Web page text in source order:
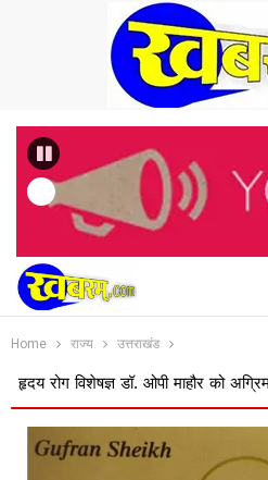
Previous
Home राज्य उत्तराखंड
डॉ. ओपी माहौर को अग्रिम जमानत